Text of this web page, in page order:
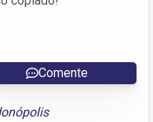
Comente